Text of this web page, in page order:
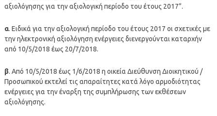
αξιολόγησης για την αξιολογική περίοδο του έτους 2017”.
α. Ειδικά για την αξιολογική περίοδο του έτους 2017 οι σχετικές με
την ηλεκτρονική αξιολόγηση ενέργειες διενεργούνται καταρχήν
από 10/5/2018 έως 20/7/2018.
β. Από 10/5/2018 έως 1/6/2018 η οικεία Διεύθυνση Διοικητικού /
Προσωπικού εκτελεί τις απαραίτητες κατά λόγο αρμοδιότητας
ενέργειες για την έναρξη της συμπλήρωσης των εκθέσεων
αξιολόγησης.